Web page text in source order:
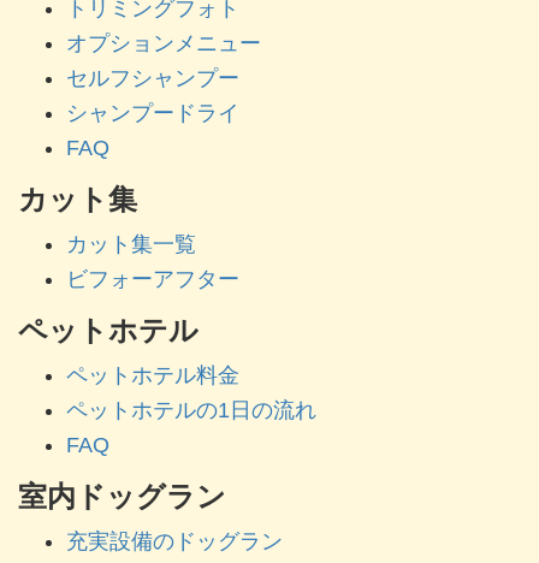
トリミングフォト
オプションメニュー
セルフシャンプー
シャンプードライ
FAQ
カット集
カット集一覧
ビフォーアフター
ペットホテル
ペットホテル料金
ペットホテルの1日の流れ
FAQ
室内ドッグラン
充実設備のドッグラン